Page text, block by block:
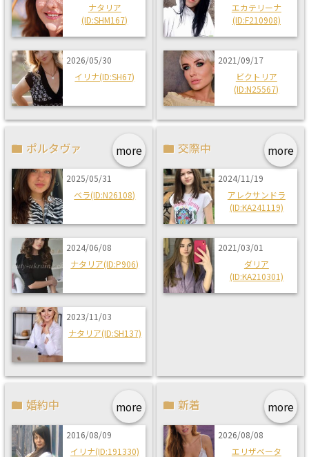
ナタリア
(ID:SHM167)
2026/05/30
イリナ(ID:SH67)
エカテリーナ
(ID:F210908)
2021/09/17
ビクトリア
(ID:N25567)
more
ポルタヴァ
2025/05/31
ベラ(ID:N26108)
2024/06/08
ナタリア(ID:P906)
2023/11/03
ナタリア(ID:SH137)
more
交際中
2024/11/19
アレクサンドラ
(ID:KA241119)
2021/03/01
ダリア
(ID:KA210301)
more
婚約中
2016/08/09
イリナ(ID:191330)
more
新着
2026/08/08
エリザベータ